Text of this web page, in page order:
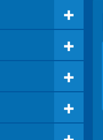
+
+
+
+